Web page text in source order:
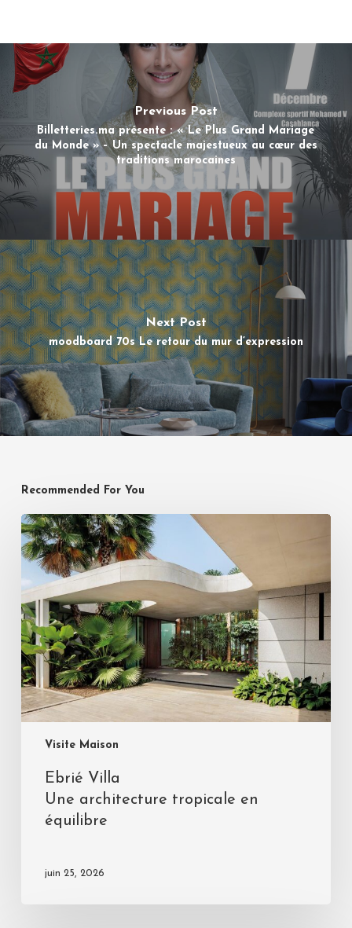
Previous Post
Billetteries.ma présente : « Le Plus Grand Mariage
du Monde » – Un spectacle majestueux au cœur des
traditions marocaines
Next Post
moodboard 70s Le retour du mur d’expression
Recommended For You
Visite Maison
Ebrié Villa
Une architecture tropicale en
équilibre
juin 25, 2026